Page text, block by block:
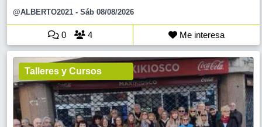
@ALBERTO2021 - Sáb 08/08/2026
0 4 Me interesa
Talleres y Cursos